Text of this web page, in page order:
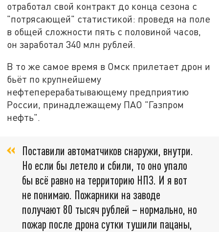
отработал свой контракт до конца сезона с
"потрясающей" статистикой: проведя на поле
в общей сложности пять с половиной часов,
он заработал 340 млн рублей.
В то же самое время в Омск прилетает дрон и
бьёт по крупнейшему
нефтеперерабатывающему предприятию
России, принадлежащему ПАО "Газпром
нефть".
Поставили автоматчиков снаружи, внутри.
Но если бы летело и сбили, то оно упало
бы всё равно на территорию НПЗ. И я вот
не понимаю. Пожарники на заводе
получают 80 тысяч рублей – нормально, но
пожар после дрона сутки тушили пацаны,